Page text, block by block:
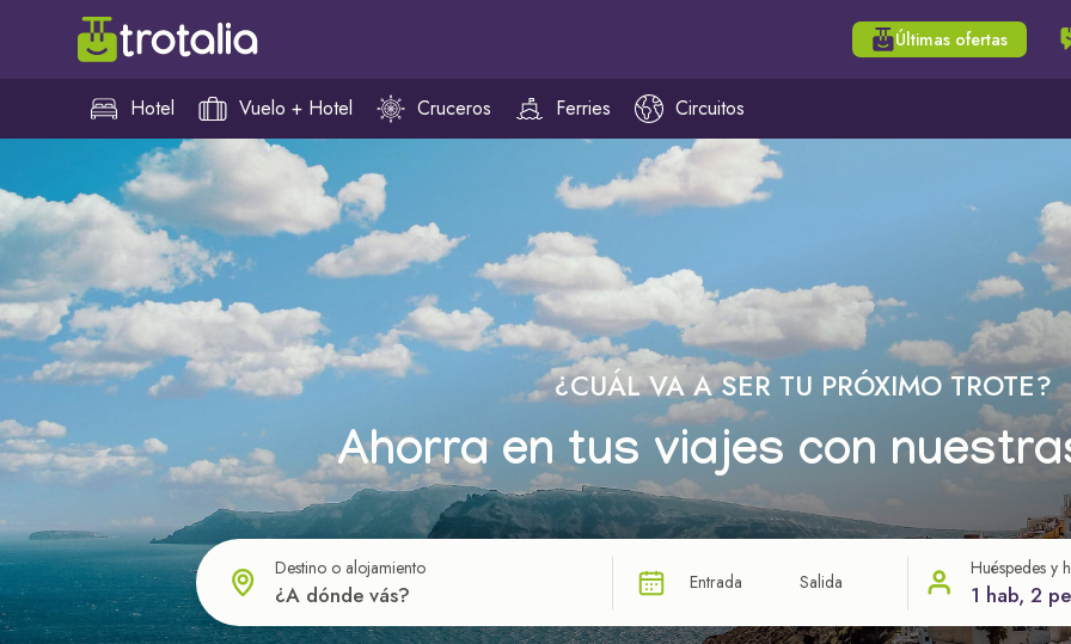
Últimas ofertas
Hotel Vuelo + Hotel Cruceros Ferries Circuitos
¿CUÁL VA A SER TU PRÓXIMO TROTE?
Ahorra en tus viajes con
Destino o alojamiento
Entrada Salida
Huéspedes y
1 hab, 2